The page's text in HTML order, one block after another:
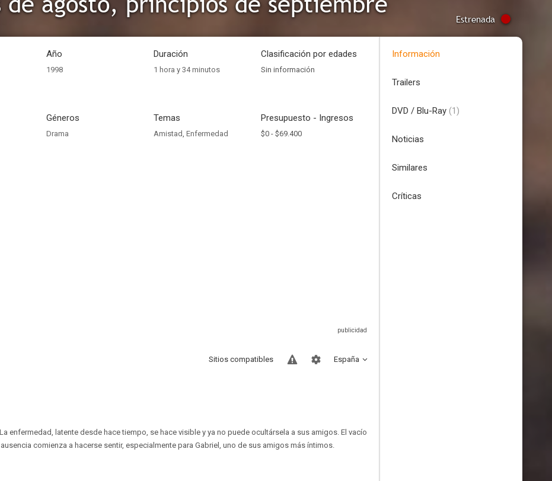
Estrenada
Año
1998
Duración
1 hora y 34 minutos
Clasificación por edades
Sin información
Géneros
Drama
Temas
Amistad, Enfermedad
Presupuesto - Ingresos
$0 - $69.400
España
Sitios compatibles
enfermedad, latente desde hace tiempo, se hace visible y ya no puede ocultársela a sus amigos. El vacío
comienza a hacerse sentir, especialmente para Gabriel, uno de sus amigos más íntimos.
Información
Trailers
DVD / Blu-Ray (1)
Noticias
Similares
Críticas